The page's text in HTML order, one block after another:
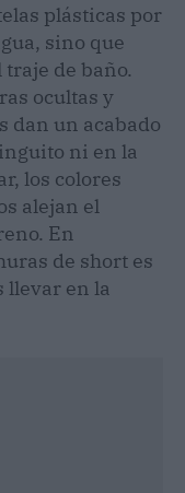
plásticas por
sino que
de baño.
ocultas y
dan un acabado
ni en la
los colores
alejan el
En
de short es
llevar en la